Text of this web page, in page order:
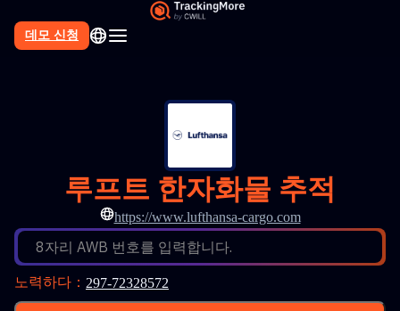
데모 신청
루프트 한자화물 추적
https://www.lufthansa-cargo.com
8자리 AWB 번호를 입력합니다.
노력하다 ： 297-72328572